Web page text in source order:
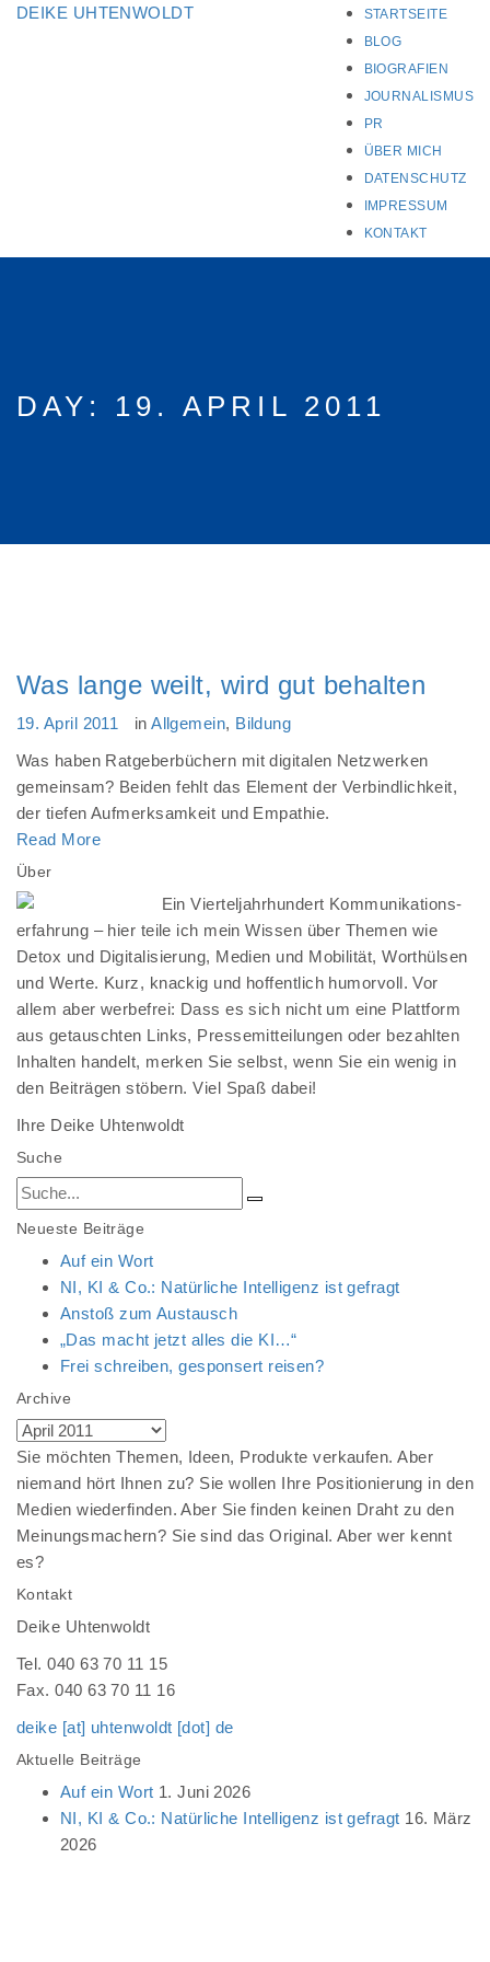
DEIKE UHTENWOLDT
STARTSEITE
BLOG
BIOGRAFIEN
JOURNALISMUS
PR
ÜBER MICH
DATENSCHUTZ
IMPRESSUM
KONTAKT
DAY: 19. APRIL 2011
Was lange weilt, wird gut behalten
19. April 2011 inAllgemein, Bildung
Was haben Ratgeberbüchern mit digitalen Netzwerken
gemeinsam? Beiden fehlt das Element der Verbindlichkeit,
der tiefen Aufmerksamkeit und Empathie.
Read More
Über
Ein Vierteljahrhundert Kommunikations-
erfahrung – hier teile ich mein Wissen über Themen wie
Detox und Digitalisierung, Medien und Mobilität, Worthülsen
und Werte. Kurz, knackig und hoffentlich humorvoll. Vor
allem aber werbefrei: Dass es sich nicht um eine Plattform
aus getauschten Links, Pressemitteilungen oder bezahlten
Inhalten handelt, merken Sie selbst, wenn Sie ein wenig in
den Beiträgen stöbern. Viel Spaß dabei!
Ihre Deike Uhtenwoldt
Suche
Neueste Beiträge
Auf ein Wort
NI, KI & Co.: Natürliche Intelligenz ist gefragt
Anstoß zum Austausch
„Das macht jetzt alles die KI…“
Frei schreiben, gesponsert reisen?
Archive
Archive
Sie möchten Themen, Ideen, Produkte verkaufen. Aber
niemand hört Ihnen zu? Sie wollen Ihre Positionierung in den
Medien wiederfinden. Aber Sie finden keinen Draht zu den
Meinungsmachern? Sie sind das Original. Aber wer kennt
es?
Kontakt
Deike Uhtenwoldt
Tel. 040 63 70 11 15
Fax. 040 63 70 11 16
deike [at] uhtenwoldt [dot] de
Aktuelle Beiträge
Auf ein Wort 1. Juni 2026
NI, KI & Co.: Natürliche Intelligenz ist gefragt 16. März
2026